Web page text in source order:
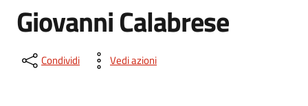
Giovanni Calabrese
Condividi Vedi azioni